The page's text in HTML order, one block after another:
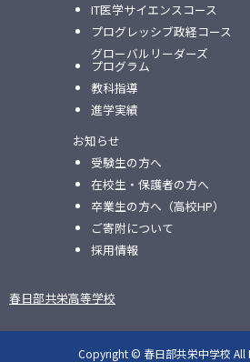
IT医学サイエンスコース
プログレッシブ政経コース
グローバルリーダーズ
プログラム
教科指導
進学実績
お知らせ
受験生の方へ
在校生・保護者の方へ
卒業生の方へ（高校HP）
ご寄附について
採用情報
春日部共栄高等学校
Copyright © 春日部共栄中学校 All